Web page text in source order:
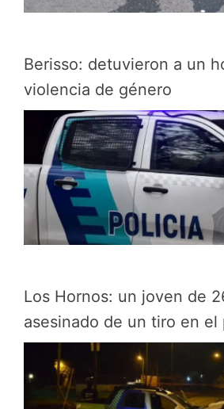
Berisso: detuvieron a un
violencia de género
Los Hornos: un joven de
asesinado de un tiro en el